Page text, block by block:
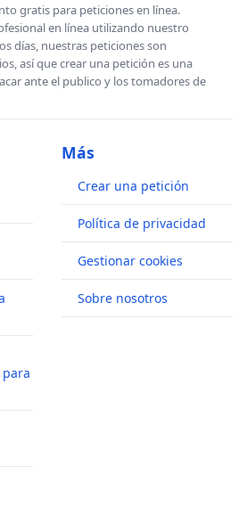
gratis para peticiones en línea.
en línea utilizando nuestro
días, nuestras peticiones son
así que crear una petición es una
ante el publico y los tomadores de
Más
Crear una petición
Política de privacidad
Gestionar cookies
Sobre nosotros